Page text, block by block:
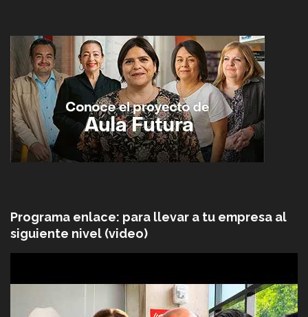
Programa enlace: para llevar a tu empresa al
siguiente nivel (video)